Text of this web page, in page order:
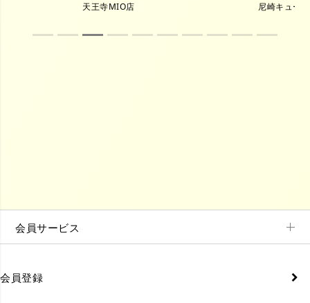
天王寺MIO店
尼崎キュー
会員サービス
会員登録